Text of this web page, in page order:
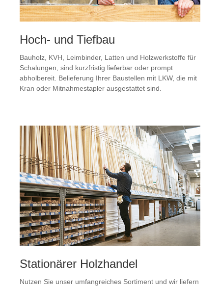
Hoch- und Tiefbau
Bauholz, KVH, Leimbinder, Latten und Holzwerkstoffe für
Schalungen, sind kurzfristig lieferbar oder prompt
abholbereit. Belieferung Ihrer Baustellen mit LKW, die mit
Kran oder Mitnahmestapler ausgestattet sind.
Stationärer Holzhandel
Nutzen Sie unser umfangreiches Sortiment und wir liefern